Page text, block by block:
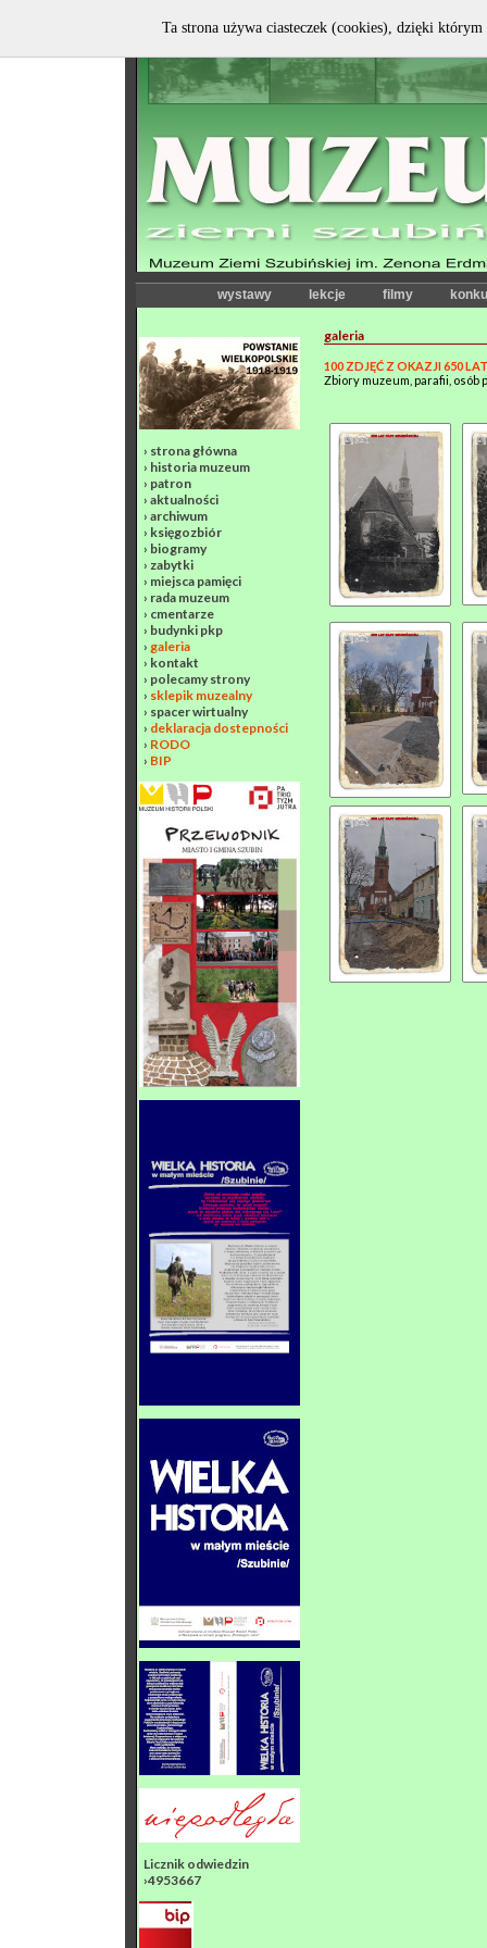
wystawy lekcje filmy
› strona główna
› historia muzeum
› patron
› aktualności
› archiwum
› księgozbiór
› biogramy
› zabytki
› miejsca pamięci
› rada muzeum
› cmentarze
› budynki pkp
› galeria
› kontakt
› polecamy strony
› sklepik muzealny
› spacer wirtualny
› deklaracja dostepności
› RODO
› BIP
Licznik odwiedzin
›4953667
galeria
100 ZDJĘĆ Z OKAZJI 650
Zbiory muzeum, parafii, osób
Ta strona używa ciasteczek (cookies), dzięki